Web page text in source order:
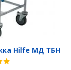
Hilfe МД ТБН